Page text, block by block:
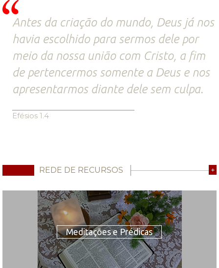
Antes da criação do mundo, Deus já nos
havia escolhido para sermos dele por
meio da nossa união com Cristo, a fim
de pertencermos somente a Deus e nos
apresentarmos diante dele sem culpa.
Efésios 1.4
REDE DE RECURSOS +
Meditações e Prédicas